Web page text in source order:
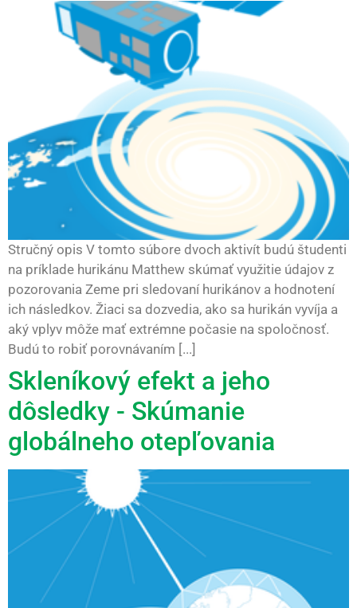
Stručný opis V tomto súbore dvoch aktivít budú študenti
na príklade hurikánu Matthew skúmať využitie údajov z
pozorovania Zeme pri sledovaní hurikánov a hodnotení
ich následkov. Žiaci sa dozvedia, ako sa hurikán vyvíja a
aký vplyv môže mať extrémne počasie na spoločnosť.
Budú to robiť porovnávaním [...]
Skleníkový efekt a jeho
dôsledky - Skúmanie
globálneho otepľovania